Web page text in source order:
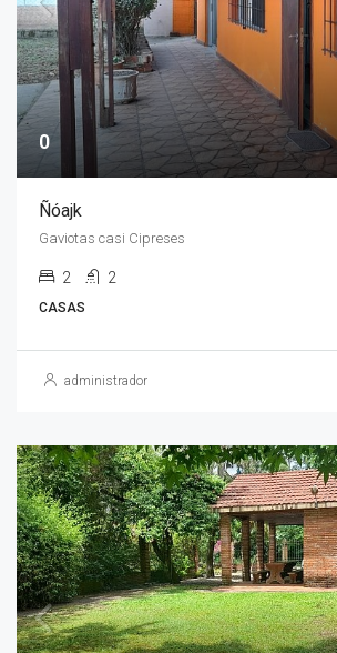
0
Ñóajk
Gaviotas casi Cipreses
2 2
CASAS
administrador